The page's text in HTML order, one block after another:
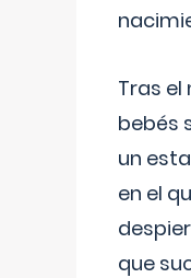
Tras el
bebés
un
en el
que